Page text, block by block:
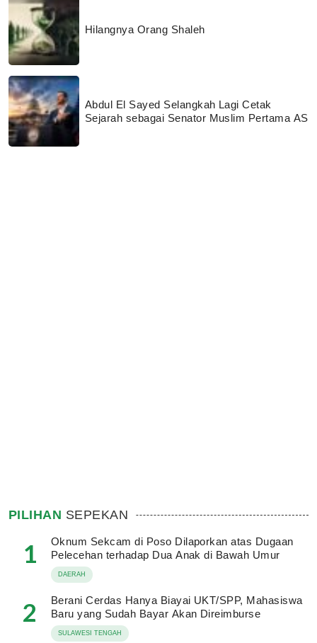
Hilangnya Orang Shaleh
Abdul El Sayed Selangkah Lagi Cetak
Sejarah sebagai Senator Muslim Pertama AS
PILIHAN SEPEKAN
1
Oknum Sekcam di Poso Dilaporkan atas Dugaan
Pelecehan terhadap Dua Anak di Bawah Umur
DAERAH
2
Berani Cerdas Hanya Biayai UKT/SPP, Mahasiswa
Baru yang Sudah Bayar Akan Direimburse
SULAWESI TENGAH